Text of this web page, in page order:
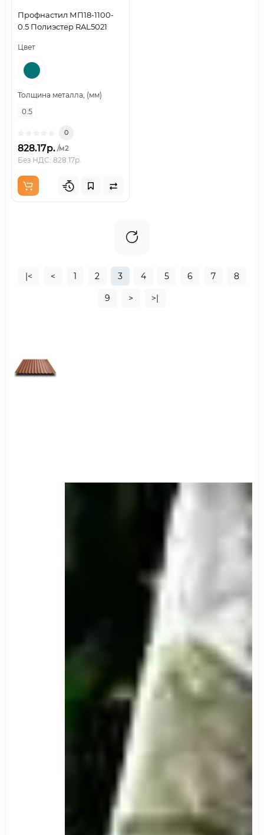
Профнастил МП18-1100-
0.5 Полиэстер RAL5021
Цвет
Толщина металла, (мм)
0.5
0
828.17р. /м2
Без НДС: 828.17р.
|< < 1 2 3 4 5 6 7 8
9 > >|